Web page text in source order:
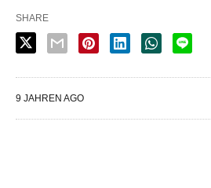
SHARE
9 JAHREN AGO